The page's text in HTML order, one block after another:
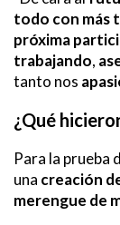
todo con más
próxima
trabajando,
tanto nos
¿Qué
Para la prueba
una creación
merengue de